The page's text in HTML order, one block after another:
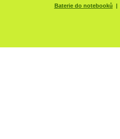
Baterie do notebooků |